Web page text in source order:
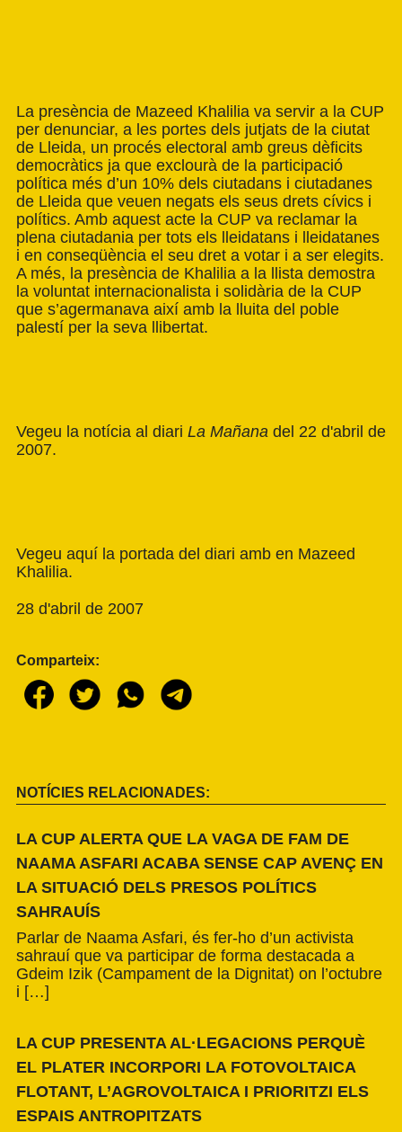
La presència de Mazeed Khalilia va servir a la CUP
per denunciar, a les portes dels jutjats de la ciutat
de Lleida, un procés electoral amb greus dèficits
democràtics ja que exclourà de la participació
política més d’un 10% dels ciutadans i ciutadanes
de Lleida que veuen negats els seus drets cívics i
polítics. Amb aquest acte la CUP va reclamar la
plena ciutadania per tots els lleidatans i lleidatanes
i en conseqüència el seu dret a votar i a ser elegits.
A més, la presència de Khalilia a la llista demostra
la voluntat internacionalista i solidària de la CUP
que s’agermanava així amb la lluita del poble
palestí per la seva llibertat.
Vegeu la notícia al diari La Mañana del 22 d'abril de
2007.
Vegeu aquí la portada del diari amb en Mazeed
Khalilia.
28 d'abril de 2007
Comparteix:
NOTÍCIES RELACIONADES:
LA CUP ALERTA QUE LA VAGA DE FAM DE
NAAMA ASFARI ACABA SENSE CAP AVENÇ EN
LA SITUACIÓ DELS PRESOS POLÍTICS
SAHRAUÍS
Parlar de Naama Asfari, és fer-ho d’un activista
sahrauí que va participar de forma destacada a
Gdeim Izik (Campament de la Dignitat) on l’octubre
i […]
LA CUP PRESENTA AL·LEGACIONS PERQUÈ
EL PLATER INCORPORI LA FOTOVOLTAICA
FLOTANT, L’AGROVOLTAICA I PRIORITZI ELS
ESPAIS ANTROPITZATS